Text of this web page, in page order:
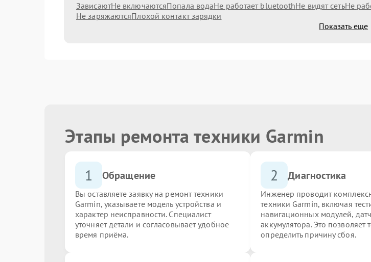
ЗависаютНе включаютсяПопала водаНе работает bluetoothНе видят сетьНе
Не заряжаютсяПлохой контакт зарядки
Показать еще
Этапы ремонта техники Garmin
1 Обращение
Вы оставляете заявку на ремонт техники
Garmin, указываете модель устройства и
характер неисправности. Специалист
уточняет детали и согласовывает удобное
время приёма.
2 Диагностика
Инженер проводит
техники Garmin, включая
навигационных модулей,
аккумулятора. Это позволяет
определить причину сбоя.